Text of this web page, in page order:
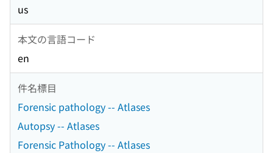
us
本文の言語コード
en
件名標目
Forensic pathology -- Atlases
Autopsy -- Atlases
Forensic Pathology -- Atlases